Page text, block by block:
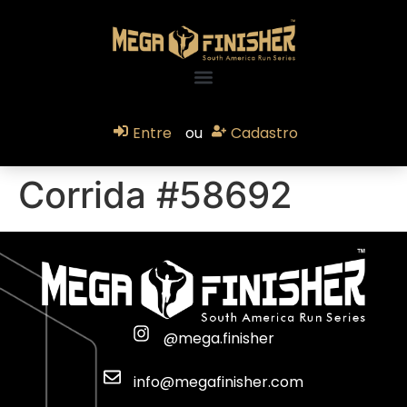
Entre ou Cadastro
Corrida #58692
@mega.finisher
info@megafinisher.com